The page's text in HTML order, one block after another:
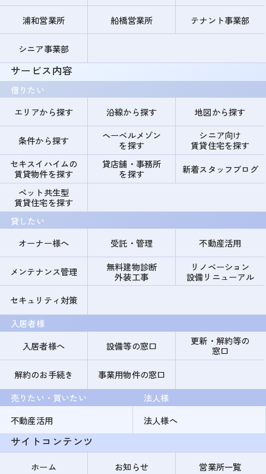
浦和営業所 船橋営業所 テナント事業部
シニア事業部
サービス内容
借りたい
エリアから探す
沿線から探す 地図から探す
条件から探す
ヘーベルメゾン
を探す
シニア向け
賃貸住宅を探す
セキスイハイムの
賃貸物件を探す
貸店舗・事務所
を探す
新着スタッフブログ
ペット共生型
賃貸住宅を探す
貸したい
オーナー様へ
受託・管理 不動産活用
メンテナンス管理
無料建物診断
外装工事
リノベーション
設備リニューアル
セキュリティ対策
入居者様
入居者様へ
設備等の窓口
更新・解約等の
窓口
解約のお手続き
事業用物件の窓口
売りたい・買いたい
不動産活用
法人様
法人様へ
サイトコンテンツ
ホーム お知らせ 営業所一覧